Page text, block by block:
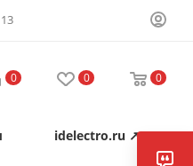
0 0 0
idelectro.ru ↗